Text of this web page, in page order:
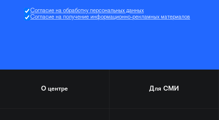
Согласие на обработку персональных данных
Согласие на получение информационно-рекламных материалов
О центре Для СМИ